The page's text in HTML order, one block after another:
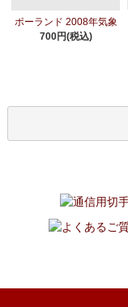
ポーランド 2008年気象
700円(税込)